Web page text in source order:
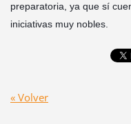
preparatoria, ya que sí
iniciativas muy nobles.
« Volver